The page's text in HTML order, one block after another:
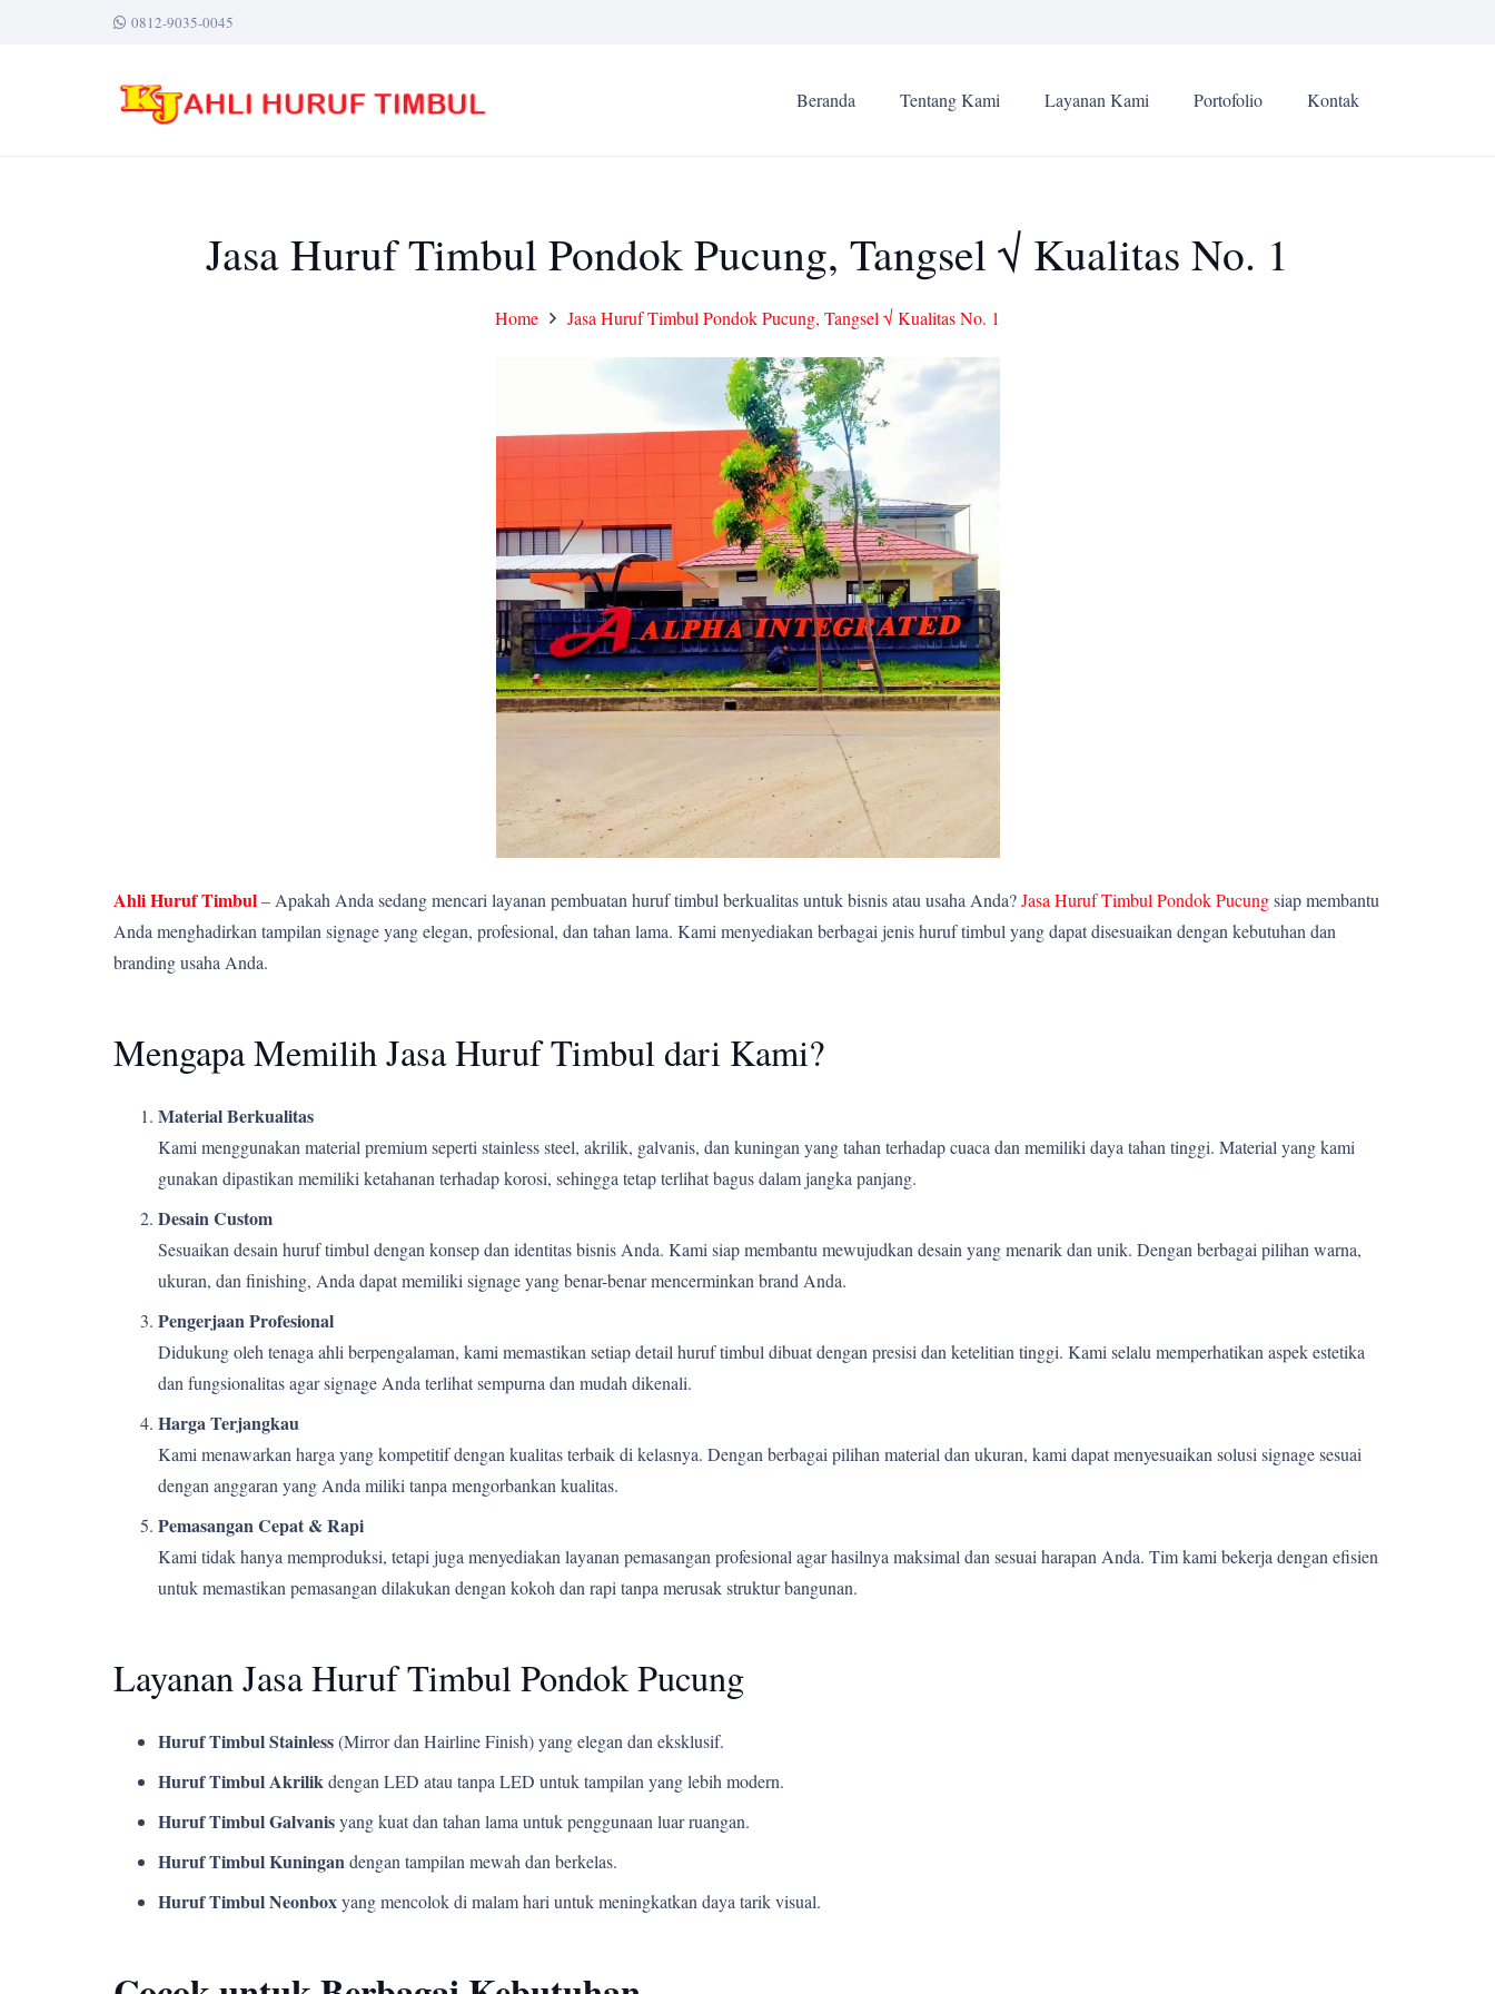
0812-9035-0045
Beranda Tentang Kami Layanan Kami Portofolio Kontak
Jasa Huruf Timbul Pondok Pucung, Tangsel √ Kualitas No. 1
Home Jasa Huruf Timbul Pondok Pucung, Tangsel √ Kualitas No. 1
Ahli Huruf Timbul– Apakah Anda sedang mencari layanan pembuatan huruf timbul berkualitas untuk bisnis atau usaha Anda?Jasa Huruf Timbul Pondok Pucungsiap membantu
Anda menghadirkan tampilan signage yang elegan, profesional, dan tahan lama. Kami menyediakan berbagai jenis huruf timbul yang dapat disesuaikan dengan kebutuhan dan
branding usaha Anda.
Mengapa Memilih Jasa Huruf Timbul dari Kami?
Material Berkualitas
Kami menggunakan material premium seperti stainless steel, akrilik, galvanis, dan kuningan yang tahan terhadap cuaca dan memiliki daya tahan tinggi. Material yang kami
gunakan dipastikan memiliki ketahanan terhadap korosi, sehingga tetap terlihat bagus dalam jangka panjang.
Desain Custom
Sesuaikan desain huruf timbul dengan konsep dan identitas bisnis Anda. Kami siap membantu mewujudkan desain yang menarik dan unik. Dengan berbagai pilihan warna,
ukuran, dan finishing, Anda dapat memiliki signage yang benar-benar mencerminkan brand Anda.
Pengerjaan Profesional
Didukung oleh tenaga ahli berpengalaman, kami memastikan setiap detail huruf timbul dibuat dengan presisi dan ketelitian tinggi. Kami selalu memperhatikan aspek estetika
dan fungsionalitas agar signage Anda terlihat sempurna dan mudah dikenali.
Harga Terjangkau
Kami menawarkan harga yang kompetitif dengan kualitas terbaik di kelasnya. Dengan berbagai pilihan material dan ukuran, kami dapat menyesuaikan solusi signage sesuai
dengan anggaran yang Anda miliki tanpa mengorbankan kualitas.
Pemasangan Cepat & Rapi
Kami tidak hanya memproduksi, tetapi juga menyediakan layanan pemasangan profesional agar hasilnya maksimal dan sesuai harapan Anda. Tim kami bekerja dengan efisien
untuk memastikan pemasangan dilakukan dengan kokoh dan rapi tanpa merusak struktur bangunan.
Layanan Jasa Huruf Timbul Pondok Pucung
Huruf Timbul Stainless(Mirror dan Hairline Finish) yang elegan dan eksklusif.
Huruf Timbul Akrilikdengan LED atau tanpa LED untuk tampilan yang lebih modern.
Huruf Timbul Galvanisyang kuat dan tahan lama untuk penggunaan luar ruangan.
Huruf Timbul Kuningandengan tampilan mewah dan berkelas.
Huruf Timbul Neonboxyang mencolok di malam hari untuk meningkatkan daya tarik visual.